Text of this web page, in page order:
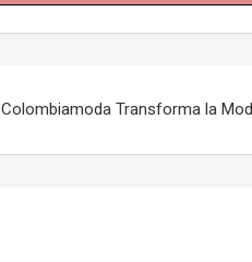
Colombiamoda Transforma la